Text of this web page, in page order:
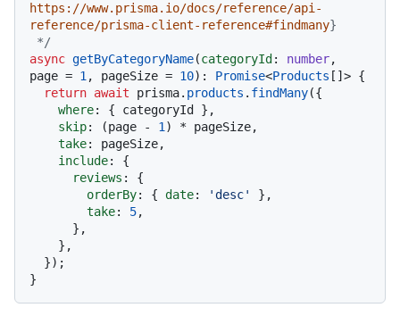
https://www.prisma.io/docs/reference/api-
reference/prisma-client-reference#findmany}
*/
async getByCategoryName(categoryId : number,
page = 1 , pageSize = 10): Promise<Products []> {
return await prisma. products . findMany({
where: { categoryId },
skip: (page - 1 ) * pageSize,
take: pageSize,
include: {
reviews : {
orderBy: { date: 'desc'
},
take: 5,